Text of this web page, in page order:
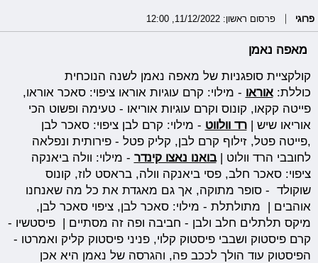
פרוגי פרסום ראשון: 11/12/2022, 12:00
מאפה נאמן
קולקציית סופגניות של מאפה נאמן לשנה הנוכחית
כוללת:אוראו - מילוי: קרם עוגיות אוראו ציפוי: סאכר אוראו,
פייטה קקאו, קונוס וקרם עוגיות אוריאו - טעימה ופשוט הכי
אוריאו שיש |רד וולווט - מילוי: קרם לבן ציפוי: סאכר לבן
,פייטה פטל, זילוף קרם לבן, קליק פטל - פירותית ונפלאה
לחובבי הרד וולוט |בואנו נאצו קינדר - מילוי: וולה ביאנקה
ציפוי: סאכר חלב, פסי ביאנקה וולה, בראסט לוז, קונוס
שוקולד - סופר מתוקה, אך גם מאגדת את כל מה שאנחנו
אוהבים | מתולתלת - מילוי: סאכר לבן, ציפוי סאכר לבן,
מיקס תלתלים חלב ולבן - חביבה ופה זה מסתיים | פיסטשיו -
קרם פיסטוק ושבבי פיסטוק קלוי, פניני פיסטוק קליק ואמרטו -
הפיסטוק עוד הולך לככב פה, והגרסה של נאמן היא אכן